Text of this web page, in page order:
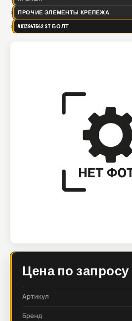
ПРОЧИЕ ЭЛЕМЕНТЫ КРЕПЕЖА
VO13947542 ST БОЛТ
Цена по запросу
Артикул
Бренд